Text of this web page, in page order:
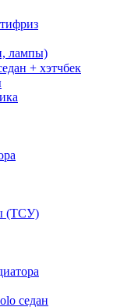
лампы)
+ хэтчбек
(ТСУ)
седан